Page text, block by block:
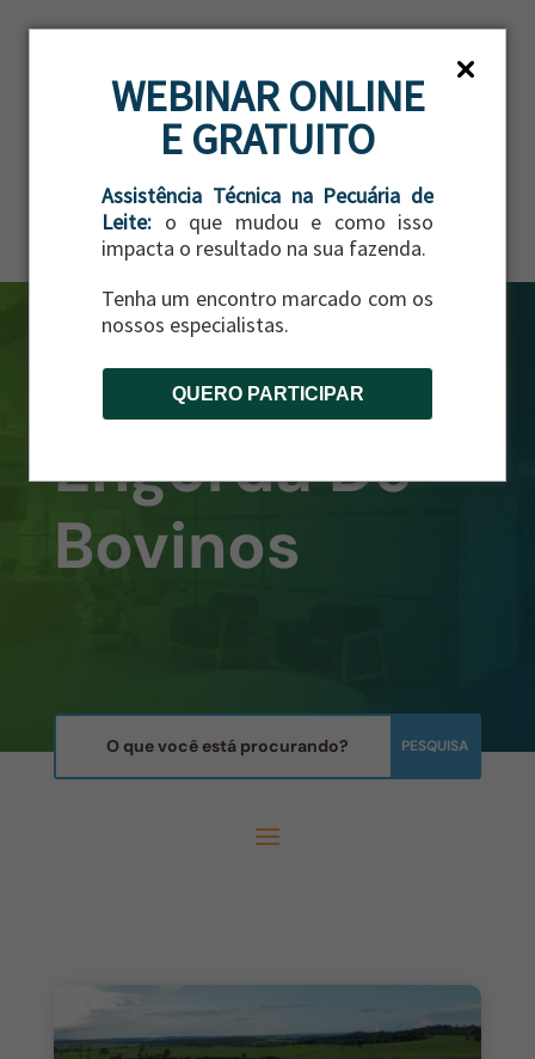
WEBINAR ONLINE
E GRATUITO
Assistência Técnica na Pecuária de
Leite: o que mudou e como isso
impacta o resultado na sua fazenda.
Tenha um encontro marcado com os
nossos especialistas.
QUERO PARTICIPAR
Engorda De
Bovinos